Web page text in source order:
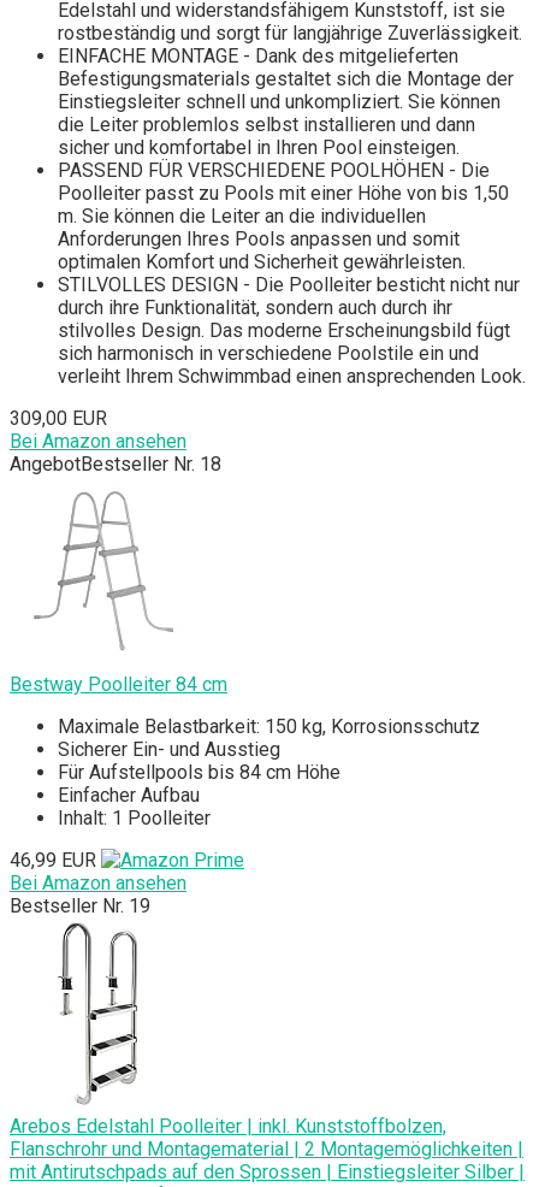
Edelstahl und widerstandsfähigem Kunststoff, ist sie
rostbeständig und sorgt für langjährige Zuverlässigkeit.
EINFACHE MONTAGE - Dank des mitgelieferten
Befestigungsmaterials gestaltet sich die Montage der
Einstiegsleiter schnell und unkompliziert. Sie können
die Leiter problemlos selbst installieren und dann
sicher und komfortabel in Ihren Pool einsteigen.
PASSEND FÜR VERSCHIEDENE POOLHÖHEN - Die
Poolleiter passt zu Pools mit einer Höhe von bis 1,50
m. Sie können die Leiter an die individuellen
Anforderungen Ihres Pools anpassen und somit
optimalen Komfort und Sicherheit gewährleisten.
STILVOLLES DESIGN - Die Poolleiter besticht nicht nur
durch ihre Funktionalität, sondern auch durch ihr
stilvolles Design. Das moderne Erscheinungsbild fügt
sich harmonisch in verschiedene Poolstile ein und
verleiht Ihrem Schwimmbad einen ansprechenden Look.
309,00 EUR
Bei Amazon ansehen
AngebotBestseller Nr. 18
Bestway Poolleiter 84 cm
Maximale Belastbarkeit: 150 kg, Korrosionsschutz
Sicherer Ein- und Ausstieg
Für Aufstellpools bis 84 cm Höhe
Einfacher Aufbau
Inhalt: 1 Poolleiter
46,99 EUR
Bei Amazon ansehen
Bestseller Nr. 19
Arebos Edelstahl Poolleiter | inkl. Kunststoffbolzen,
Flanschrohr und Montagematerial | 2 Montagemöglichkeiten |
mit Antirutschpads auf den Sprossen | Einstiegsleiter Silber |